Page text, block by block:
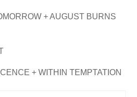
+ AUGUST BURNS
+ WITHIN TEMPTATION